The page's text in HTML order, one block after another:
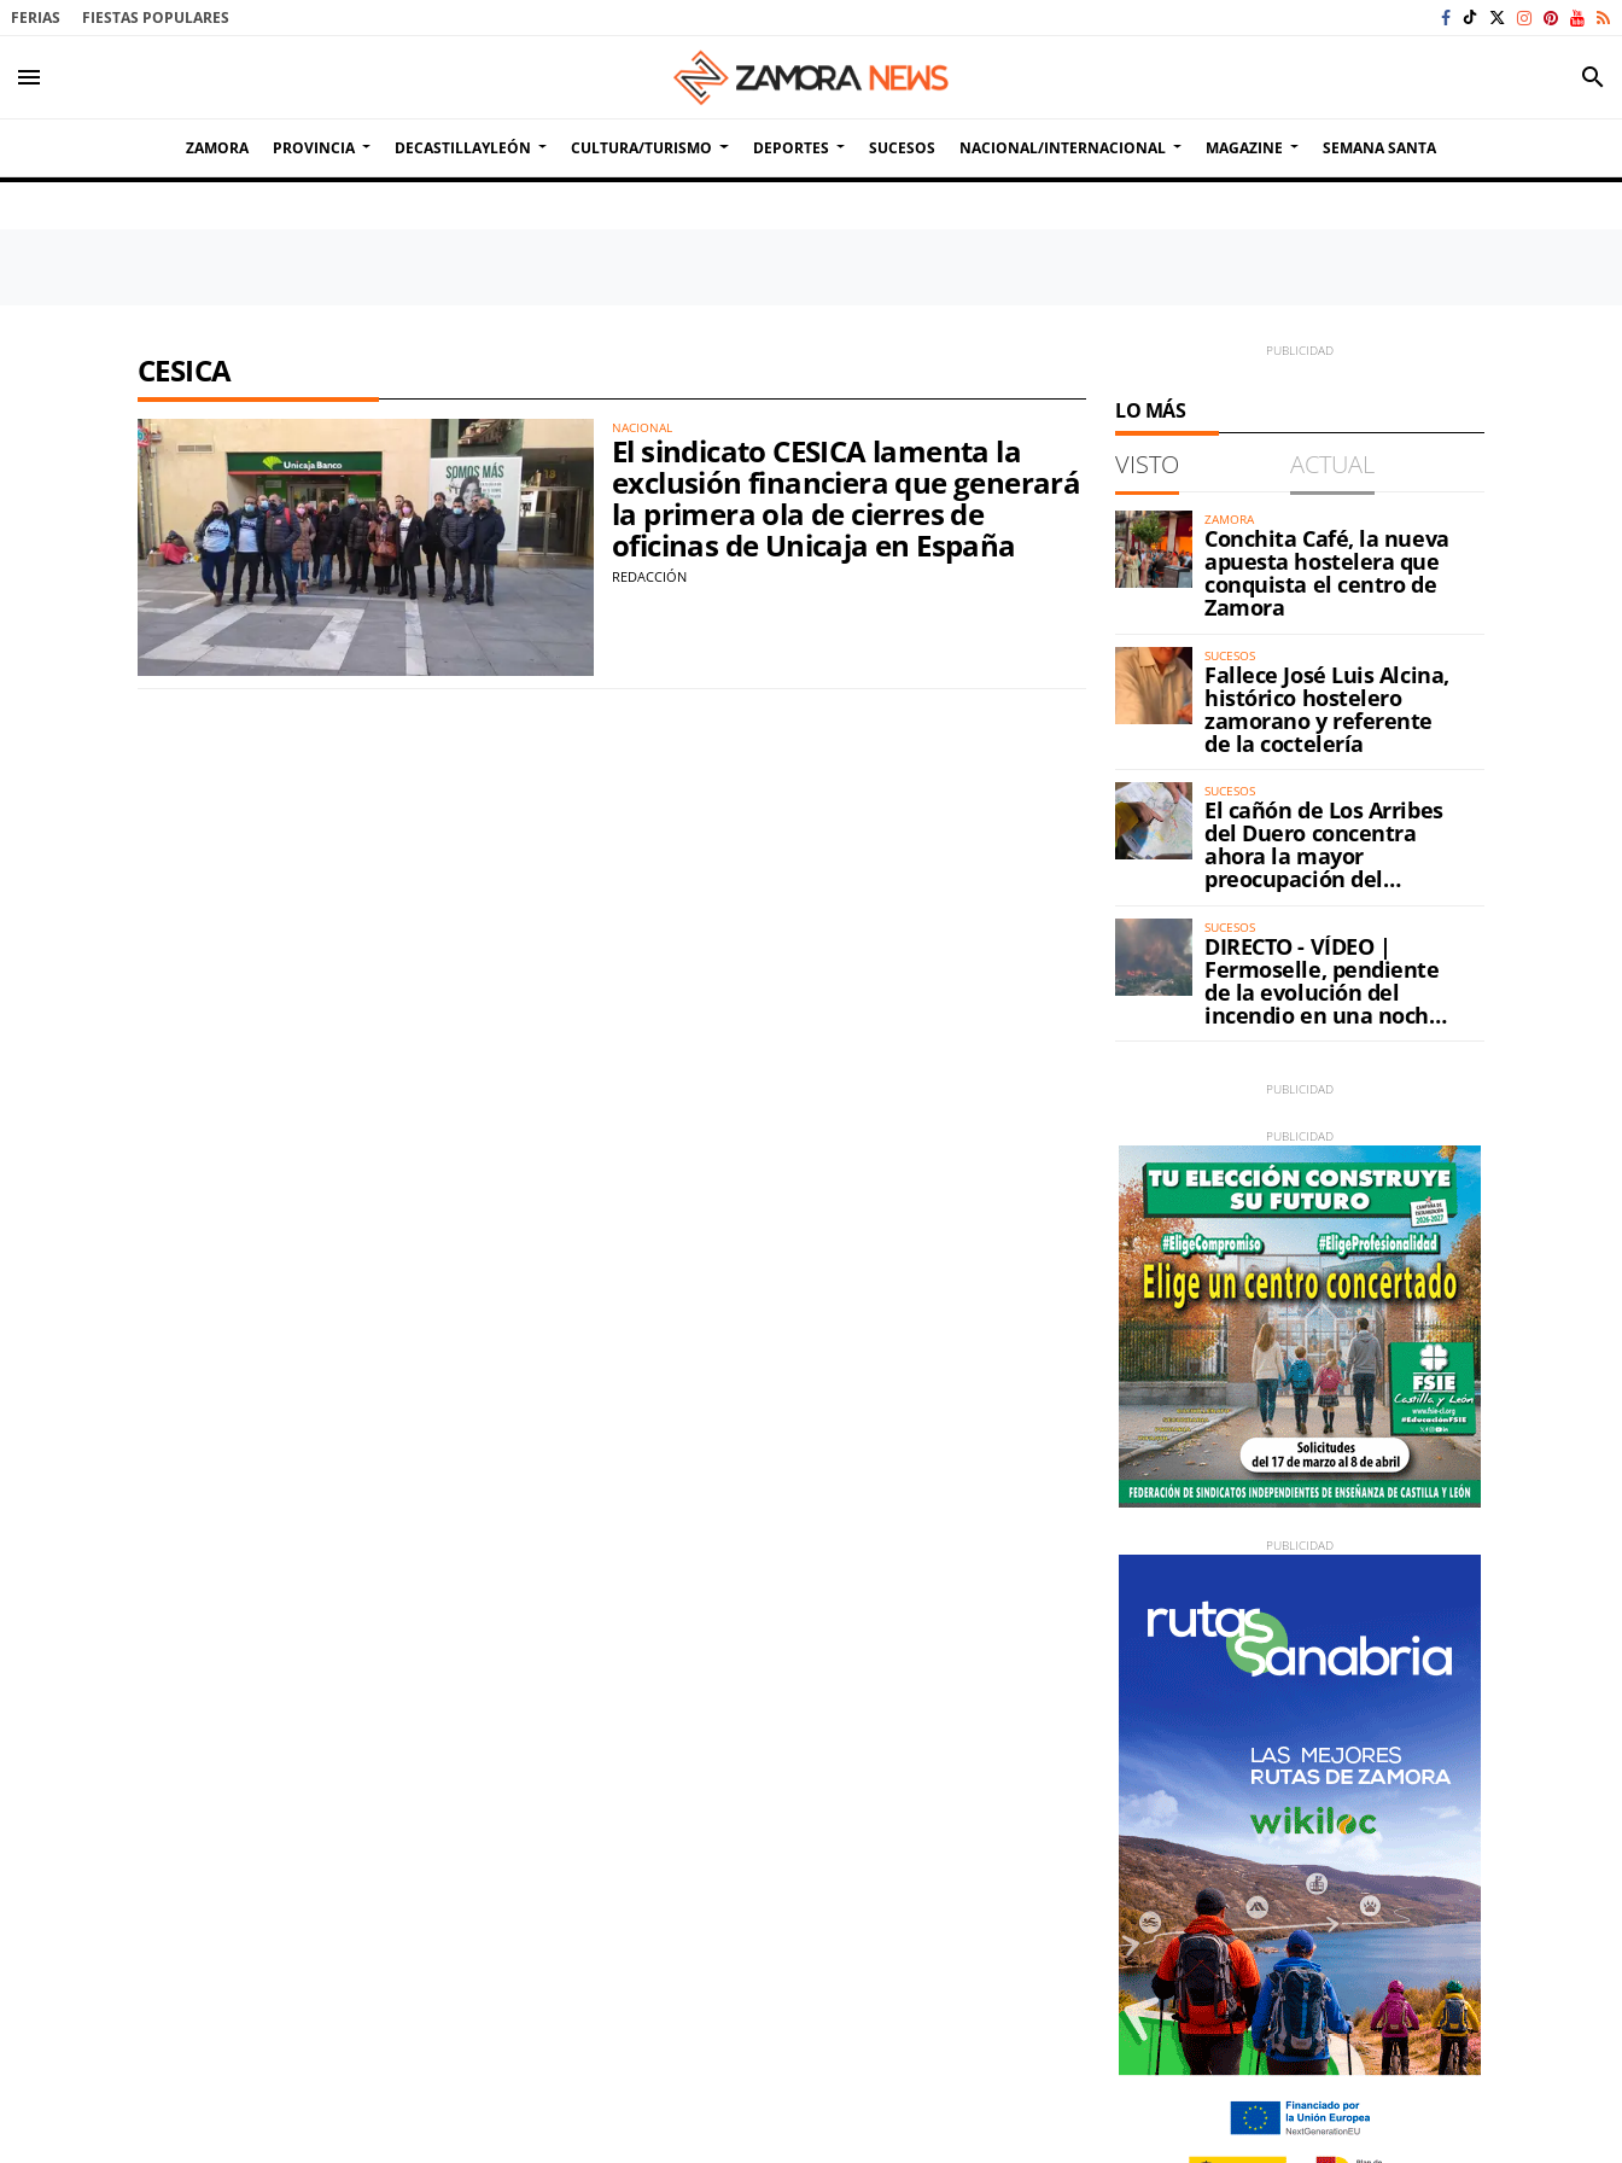
FERIAS FIESTAS POPULARES
menu search
ZAMORA PROVINCIA DECASTILLAYLEÓN CULTURA/TURISMO DEPORTES SUCESOS NACIONAL/INTERNACIONAL MAGAZINE SEMANA SANTA
CESICA
NACIONAL
El sindicato CESICA lamenta la
exclusión financiera que generará
la primera ola de cierres de
oficinas de Unicaja en España
REDACCIÓN
LO MÁS
VISTO ACTUAL
ZAMORA
Conchita Café, la nueva
apuesta hostelera que
conquista el centro de
Zamora
SUCESOS
Fallece José Luis Alcina,
histórico hostelero
zamorano y referente
de la coctelería
SUCESOS
El cañón de Los Arribes
del Duero concentra
ahora la mayor
preocupación del
incendio
SUCESOS
DIRECTO - VÍDEO |
Fermoselle, pendiente
de la evolución del
incendio en una noche